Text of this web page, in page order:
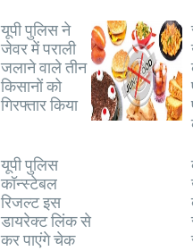
यूपी पुलिस ने
जेवर में पराली
जलाने वाले तीन
किसानों को
गिरफ्तार किया
यूपी पुलिस
कॉन्स्टेबल
रिजल्ट इस
डायरेक्ट लिंक से
कर पाएंगे चेक